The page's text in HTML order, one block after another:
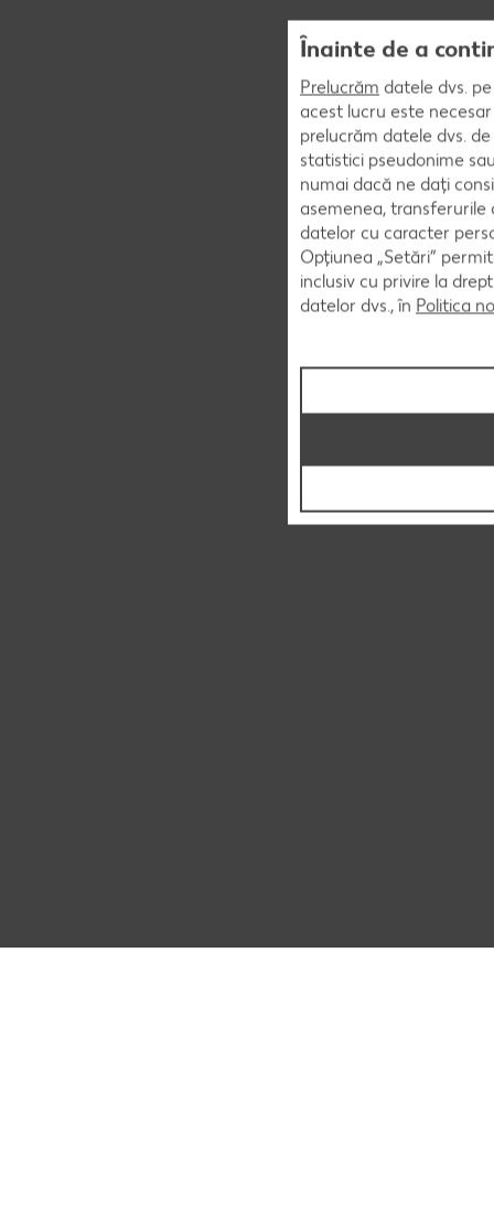
Înainte de a
Prelucrăm datele dvs.
acest lucru este
prelucrăm datele dvs.
statistici pseudonime
numai dacă ne dați
asemenea,
datelor cu caracter
Opțiunea „Setări”
inclusiv cu privire la
datelor dvs., în Politica